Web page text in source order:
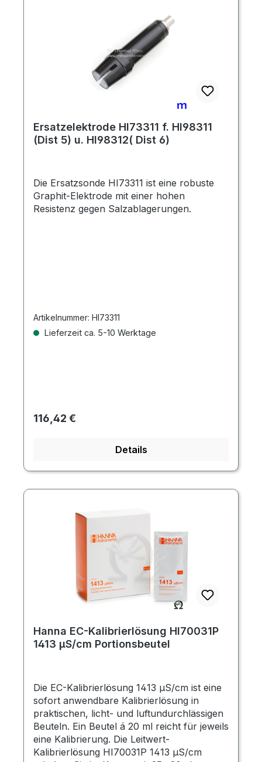
Ersatzelektrode HI73311 f. HI98311
(Dist 5) u. HI98312( Dist 6)
Die Ersatzsonde HI73311 ist eine robuste
Graphit-Elektrode mit einer hohen
Resistenz gegen Salzablagerungen.
Artikelnummer: HI73311
Lieferzeit ca. 5-10 Werktage
Regulärer Preis:
116,42 €
Details
Hanna EC-Kalibrierlösung HI70031P
1413 µS/cm Portionsbeutel
Die EC-Kalibrierlösung 1413 µS/cm ist eine
sofort anwendbare Kalibrierlösung in
praktischen, licht- und luftundurchlässigen
Beuteln. Ein Beutel á 20 ml reicht für jeweils
eine Kalibrierung. Die Leitwert-
Kalibrierlösung HI70031P 1413 µS/cm